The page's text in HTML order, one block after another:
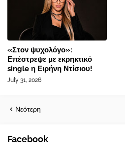
«Στον ψυχολόγο»:
Επέστρεψε με εκρηκτικό
single η Ειρήνη Ντίσιου!
July 31, 2026
Νεότερη
Facebook